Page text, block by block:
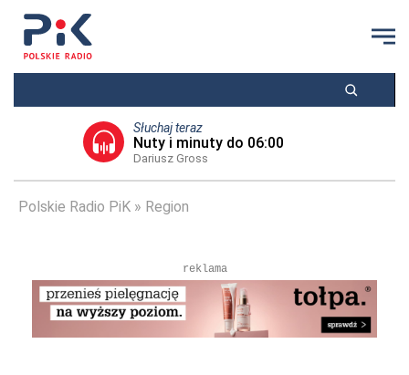
Słuchaj teraz
Nuty i minuty do 06:00
Dariusz Gross
Polskie Radio PiK Region
reklama